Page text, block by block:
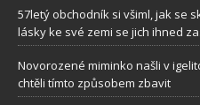
57letý obchodník si všiml, jak se
lásky ke své zemi se jich ihned
Novorozené miminko našli v
chtěli tímto způsobem zbavit